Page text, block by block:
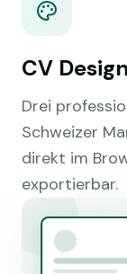
CV
Drei
Schweizer
direkt im
exportierbar.